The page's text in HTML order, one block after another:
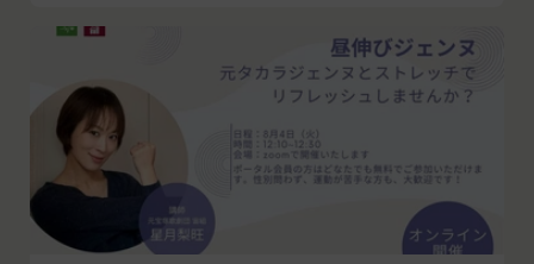
アカウントへのアクセス者の本人確認に必要なパス
ワード等のその他の情報
入力フォームその他当社が定める方法を通じてお客
様が入力または送信する情報
当社が各サービスにおいて取得すると定めた情報
端末情報
お客様が、端末または携帯端末上で当社のサービス
を利用する場合、当社は、端末識別子およびIPアド
「利用者」
本利用規約に基づき、契約者が本サービスの利用を
認めた特定の法人、団体、個人の第三者をいいま
す。なお、利用者は契約者の事業のために本サービ
スを利用されているものとみなします。
「会員」
本規約の内容の全てを承認いただいた上、本サービ
ス所定の手続きに従い会員登録を申請し、当社がこ